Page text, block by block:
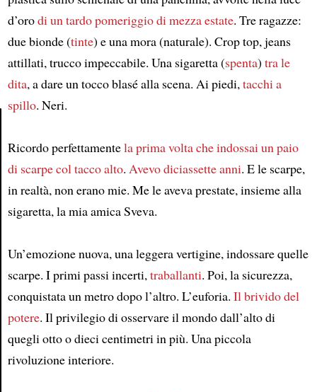
Article
d’orodi un tardo pomeriggio di mezza estate. Tre ragazze:
due bionde (tinte) e una mora (naturale). Crop top, jeans
attillati, trucco impeccabile. Una sigaretta (spenta) tra le
dita, a dare un tocco blasé alla scena. Ai piedi,tacchi a
spillo. Neri.
Ricordo perfettamentela prima volta che indossai un paio
di scarpe col tacco alto. Avevo diciassette anni. E le scarpe,
in realtà, non erano mie. Me le aveva prestate, insieme alla
sigaretta, la mia amica Sveva.
Un’emozione nuova, una leggera vertigine, indossare quelle
scarpe. I primi passi incerti,traballanti. Poi, la sicurezza,
conquistata un metro dopo l’altro. L’euforia. Il brivido del
potere. Il privilegio di osservare il mondo dall’alto di
quegli otto o dieci centimetri in più. Una piccola
rivoluzione interiore.